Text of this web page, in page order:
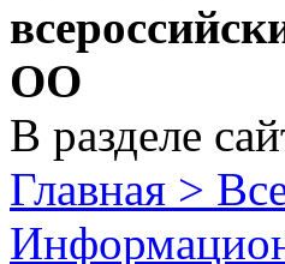
ОО
В разделе
Главная >